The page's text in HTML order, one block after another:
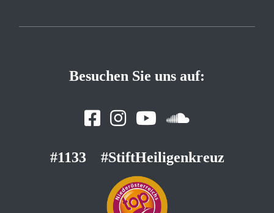
Besuchen Sie uns auf:
#1133 #StiftHeiligenkreuz